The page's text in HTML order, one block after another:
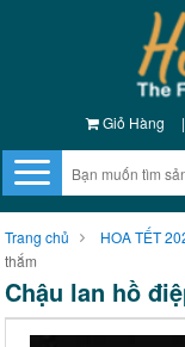
Giỏ Hàng |
Trang chủ HOA TẾT
thắm
Chậu lan hồ